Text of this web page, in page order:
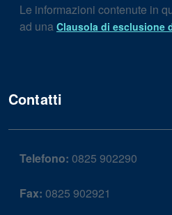
Le informazioni contenute in
ad una Clausola di esclusione
Contatti
Telefono: 0825 902290
Fax: 0825 902921